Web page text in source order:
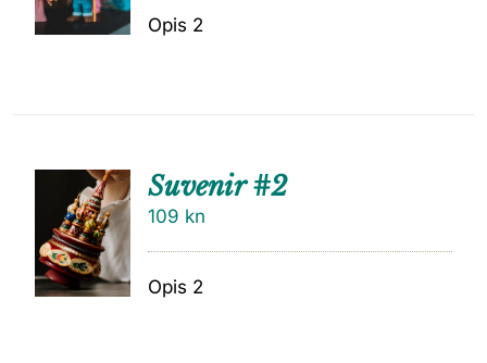
Opis 2
DODAJ
U
KOŠARI
CU
Suvenir #2
109 kn
Opis 2